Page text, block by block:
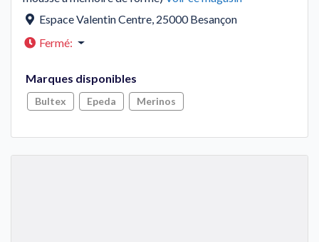
Espace Valentin Centre, 25000 Besançon
Fermé:
Marques disponibles
Bultex Epeda Merinos